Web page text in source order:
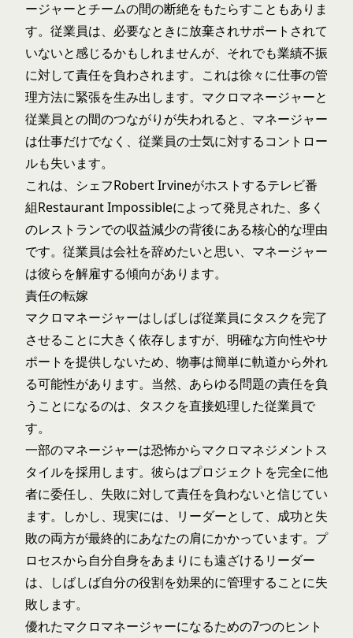
ージャーとチームの間の断絶をもたらすこともありま
す。従業員は、必要なときに放棄されサポートされて
いないと感じるかもしれませんが、それでも業績不振
に対して責任を負わされます。これは徐々に仕事の管
理方法に緊張を生み出します。マクロマネージャーと
従業員との間のつながりが失われると、マネージャー
は仕事だけでなく、従業員の士気に対するコントロー
ルも失います。
これは、シェフRobert Irvineがホストするテレビ番
組Restaurant Impossibleによって発見された、多く
のレストランでの収益減少の背後にある核心的な理由
です。従業員は会社を辞めたいと思い、マネージャー
は彼らを解雇する傾向があります。
責任の転嫁
マクロマネージャーはしばしば従業員にタスクを完了
させることに大きく依存しますが、明確な方向性やサ
ポートを提供しないため、物事は簡単に軌道から外れ
る可能性があります。当然、あらゆる問題の責任を負
うことになるのは、タスクを直接処理した従業員で
す。
一部のマネージャーは恐怖からマクロマネジメントス
タイルを採用します。彼らはプロジェクトを完全に他
者に委任し、失敗に対して責任を負わないと信じてい
ます。しかし、現実には、リーダーとして、成功と失
敗の両方が最終的にあなたの肩にかかっています。プ
ロセスから自分自身をあまりにも遠ざけるリーダー
は、しばしば自分の役割を効果的に管理することに失
敗します。
優れたマクロマネージャーになるための7つのヒント